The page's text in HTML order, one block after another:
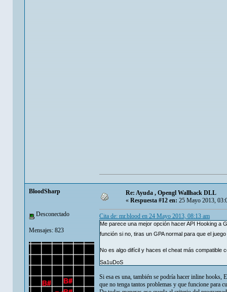
BloodSharp
Desconectado
Mensajes: 823
Re: Ayuda , Opengl Wallhack DLL
«Respuesta #12 en:25 Mayo 2013,
Cita de: mr.blood en 24 Mayo 2013, 08:13 am
Me parece una mejor opción hacer API Hooking a
función si no, tiras un GPA normal para que el
No es algo difícil y haces el cheat más
Sa1uDoS
Si esa es una, también se podría hacer inline hooks,
que no tenga tantos problemas y que funcione para